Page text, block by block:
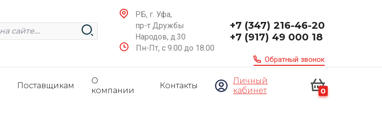
РБ, г. Уфа,
пр-т Дружбы
Народов, д.30
Пн-Пт, с 9.00 до 18.00
+7 (347) 216-46-20
+7 (917) 49 000 18
Обратный звонок
Поставщикам
О
компании
Контакты
Личный
кабинет
0